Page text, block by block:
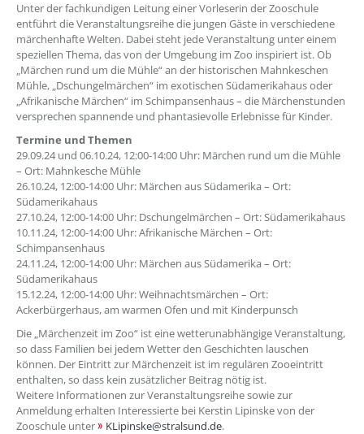
Unter der fachkundigen Leitung einer Vorleserin der Zooschule
entführt die Veranstaltungsreihe die jungen Gäste in verschiedene
märchenhafte Welten. Dabei steht jede Veranstaltung unter einem
speziellen Thema, das von der Umgebung im Zoo inspiriert ist. Ob
„Märchen rund um die Mühle“ an der historischen Mahnkeschen
Mühle, „Dschungelmärchen“ im exotischen Südamerikahaus oder
„Afrikanische Märchen“ im Schimpansenhaus – die Märchenstunden
versprechen spannende und phantasievolle Erlebnisse für Kinder.
Termine und Themen
29.09.24 und 06.10.24, 12:00-14:00 Uhr: Märchen rund um die Mühle
– Ort: Mahnkesche Mühle
26.10.24, 12:00-14:00 Uhr: Märchen aus Südamerika – Ort:
Südamerikahaus
27.10.24, 12:00-14:00 Uhr: Dschungelmärchen – Ort: Südamerikahaus
10.11.24, 12:00-14:00 Uhr: Afrikanische Märchen – Ort:
Schimpansenhaus
24.11.24, 12:00-14:00 Uhr: Märchen aus Südamerika – Ort:
Südamerikahaus
15.12.24, 12:00-14:00 Uhr: Weihnachtsmärchen – Ort:
Ackerbürgerhaus, am warmen Ofen und mit Kinderpunsch
Die „Märchenzeit im Zoo“ ist eine wetterunabhängige Veranstaltung,
so dass Familien bei jedem Wetter den Geschichten lauschen
können. Der Eintritt zur Märchenzeit ist im regulären Zooeintritt
enthalten, so dass kein zusätzlicher Beitrag nötig ist.
Weitere Informationen zur Veranstaltungsreihe sowie zur
Anmeldung erhalten Interessierte bei Kerstin Lipinske von der
Zooschule unter
KLipinske@stralsund.de.